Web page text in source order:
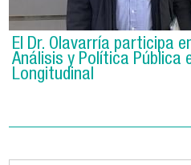
El Dr. Olavarría participa
Análisis y Política Pública
Longitudinal